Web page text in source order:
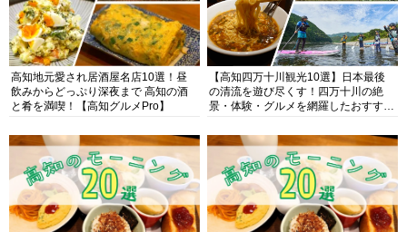
高知地元愛され居酒屋名店10選！昼
飲みからどっぷり深夜まで 高知の酒
と肴を満喫！【高知グルメPro】
【高知四万十川観光10選】日本最後
の清流を遊び尽くす！四万十川の絶
景・体験・グルメを網羅したおすすめ